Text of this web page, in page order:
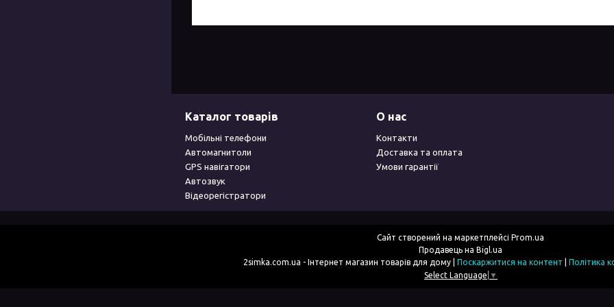
Каталог товарів
Мобільні телефони
Автомагнитоли
GPS навігатори
Автозвук
Відеорегістратори
О нас
Контакти
Доставка та оплата
Умови гарантії
Сайт створений на маркетплейсі Prom.ua
Продавець на Bigl.ua
Поскаржитися на контент
Політика
Select Language ▼